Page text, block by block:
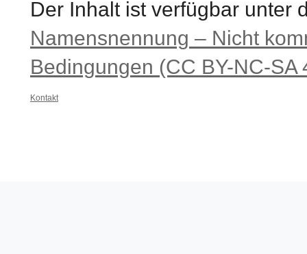
Der Inhalt ist verfügbar unter
Namensnennung – Nicht
Bedingungen (CC BY-NC-SA
Kontakt